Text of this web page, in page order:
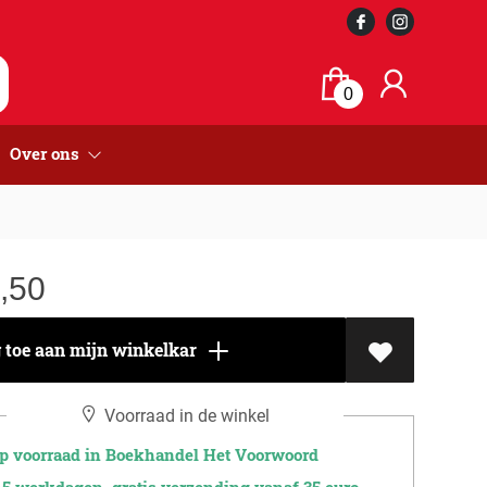
0
Over ons
toe aan mijn winkelkar
Voorraad in de winkel
voorraad in Boekhandel Het Voorwoord